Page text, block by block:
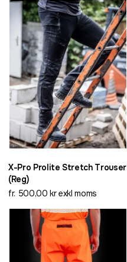
X-Pro Prolite Stretch Trouser
(Reg)
fr. 500,00 kr exkl moms